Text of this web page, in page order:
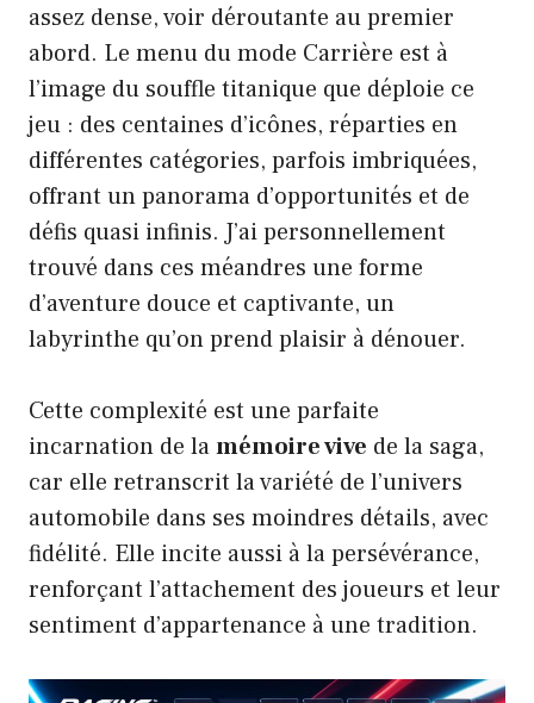
assez dense, voir déroutante au premier
abord. Le menu du mode Carrière est à
l’image du souffle titanique que déploie ce
jeu : des centaines d’icônes, réparties en
différentes catégories, parfois imbriquées,
offrant un panorama d’opportunités et de
défis quasi infinis. J’ai personnellement
trouvé dans ces méandres une forme
d’aventure douce et captivante, un
labyrinthe qu’on prend plaisir à dénouer.
Cette complexité est une parfaite
incarnation de lamémoire vive de la saga,
car elle retranscrit la variété de l’univers
automobile dans ses moindres détails, avec
fidélité. Elle incite aussi à la persévérance,
renforçant l’attachement des joueurs et leur
sentiment d’appartenance à une tradition.